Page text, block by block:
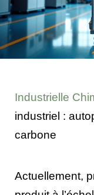
Industrielle
industriel :
carbone
Actuellement,